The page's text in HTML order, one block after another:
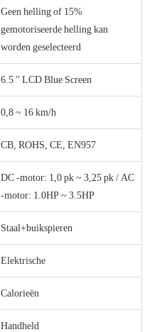
Geen helling of 15%
gemotoriseerde helling kan
worden geselecteerd
6.5 '' LCD Blue Screen
0,8 ~ 16 km/h
CB, ROHS, CE, EN957
DC -motor: 1,0 pk ~ 3,25 pk / AC
-motor: 1.0HP ~ 3.5HP
Staal+buikspieren
Elektrische
Calorieën
Handheld